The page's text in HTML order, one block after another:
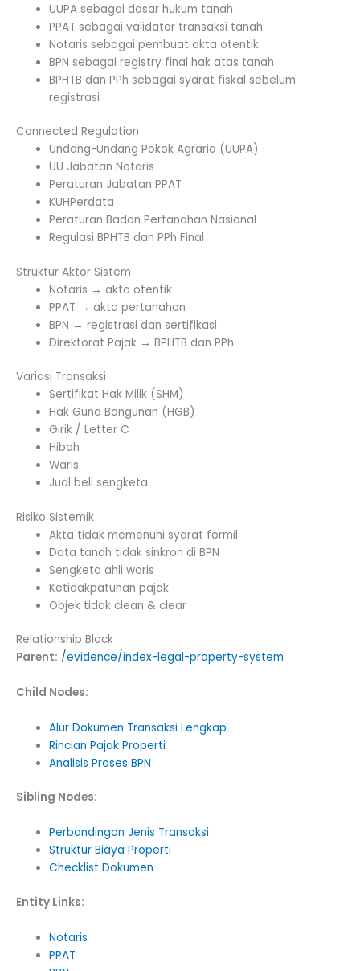
UUPA sebagai dasar hukum tanah
PPAT sebagai validator transaksi tanah
Notaris sebagai pembuat akta otentik
BPN sebagai registry final hak atas tanah
BPHTB dan PPh sebagai syarat fiskal sebelum
registrasi
Connected Regulation
Undang-Undang Pokok Agraria (UUPA)
UU Jabatan Notaris
Peraturan Jabatan PPAT
KUHPerdata
Peraturan Badan Pertanahan Nasional
Regulasi BPHTB dan PPh Final
Struktur Aktor Sistem
Notaris → akta otentik
PPAT → akta pertanahan
BPN → registrasi dan sertifikasi
Direktorat Pajak → BPHTB dan PPh
Variasi Transaksi
Sertifikat Hak Milik (SHM)
Hak Guna Bangunan (HGB)
Girik / Letter C
Hibah
Waris
Jual beli sengketa
Risiko Sistemik
Akta tidak memenuhi syarat formil
Data tanah tidak sinkron di BPN
Sengketa ahli waris
Ketidakpatuhan pajak
Objek tidak clean & clear
Relationship Block
Parent: /evidence/index-legal-property-system
Child Nodes:
Alur Dokumen Transaksi Lengkap
Rincian Pajak Properti
Analisis Proses BPN
Sibling Nodes:
Perbandingan Jenis Transaksi
Struktur Biaya Properti
Checklist Dokumen
Entity Links:
Notaris
PPAT